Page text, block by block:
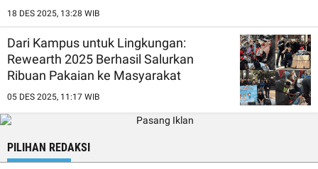
18 DES 2025, 13:28 WIB
Dari Kampus untuk Lingkungan:
Rewearth 2025 Berhasil Salurkan
Ribuan Pakaian ke Masyarakat
05 DES 2025, 11:17 WIB
PILIHAN REDAKSI